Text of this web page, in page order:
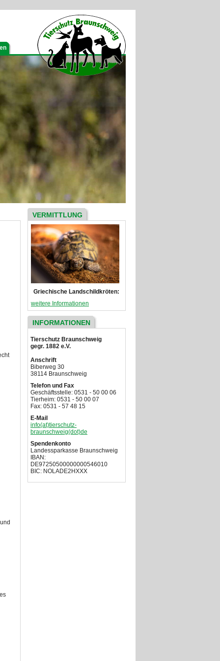
VERMITTLUNG
Griechische Landschildkröten:
weitere Informationen
INFORMATIONEN
Tierschutz Braunschweig
gegr. 1882 e.V.
Anschrift
Biberweg 30
38114 Braunschweig
Telefon und Fax
Geschäftsstelle: 0531 - 50 00 06
Tierheim: 0531 - 50 00 07
Fax: 0531 - 57 48 15
E-Mail
info(at)tierschutz-
braunschweig(dot)de
Spendenkonto
Landessparkasse Braunschweig
IBAN:
DE97250500000000546010
BIC: NOLADE2HXXX